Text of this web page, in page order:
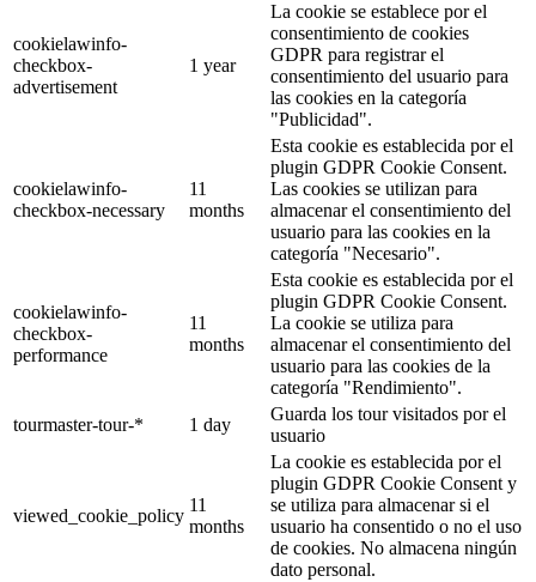
cookielawinfo-
checkbox-
advertisement
1 year
La cookie se establece por el
consentimiento de cookies
GDPR para registrar el
consentimiento del usuario para
las cookies en la categoría
"Publicidad".
cookielawinfo-
checkbox-necessary
11
months
Esta cookie es establecida por el
plugin GDPR Cookie Consent.
Las cookies se utilizan para
almacenar el consentimiento del
usuario para las cookies en la
categoría "Necesario".
cookielawinfo-
checkbox-
performance
11
months
Esta cookie es establecida por el
plugin GDPR Cookie Consent.
La cookie se utiliza para
almacenar el consentimiento del
usuario para las cookies de la
categoría "Rendimiento".
tourmaster-tour-*
1 day
Guarda los tour visitados por el
usuario
viewed_cookie_policy
11
months
La cookie es establecida por el
plugin GDPR Cookie Consent y
se utiliza para almacenar si el
usuario ha consentido o no el uso
de cookies. No almacena ningún
dato personal.